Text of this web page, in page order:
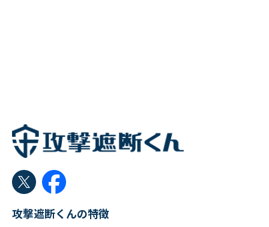
攻撃遮断くんの特徴